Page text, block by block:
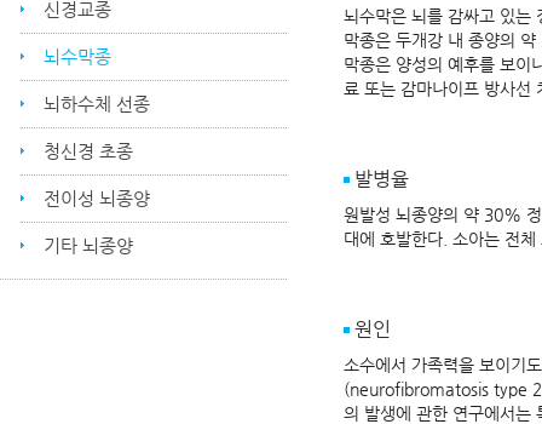
신경교종
뇌수막종
뇌하수체 선종
청신경 초종
전이성 뇌종양
기타 뇌종양
뇌수막은 뇌를 감싸고 있는
막종은 두개강 내 종양의
막종은 양성의 예후를 보이
료 또는 감마나이프 방사선
발병율
원발성 뇌종양의 약 30%
대에 호발한다. 소아는 전
원인
소수에서 가족력을 보이기
(neurofibromatosis type
의 발생에 관한 연구에서는